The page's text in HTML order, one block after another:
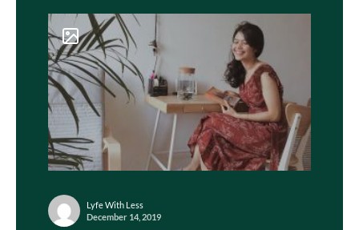
Lyfe With Less
December 14, 2019